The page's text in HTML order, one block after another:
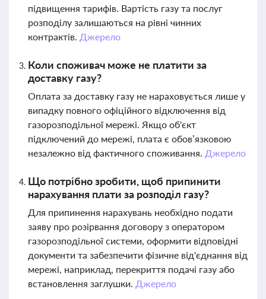
підвищення тарифів. Вартість газу та послуг
розподілу залишаються на рівні чинних
контрактів. Джерело
Коли споживач може не платити за
доставку газу?
Оплата за доставку газу не нараховується лише у
випадку повного офіційного відключення від
газорозподільної мережі. Якщо об'єкт
підключений до мережі, плата є обов’язковою
незалежно від фактичного споживання. Джерело
Що потрібно зробити, щоб припинити
нарахування плати за розподіл газу?
Для припинення нарахувань необхідно подати
заяву про розірвання договору з оператором
газорозподільної системи, оформити відповідні
документи та забезпечити фізичне від'єднання від
мережі, наприклад, перекриття подачі газу або
встановлення заглушки. Джерело